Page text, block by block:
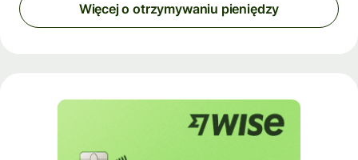
Więcej o otrzymywaniu pieniędzy